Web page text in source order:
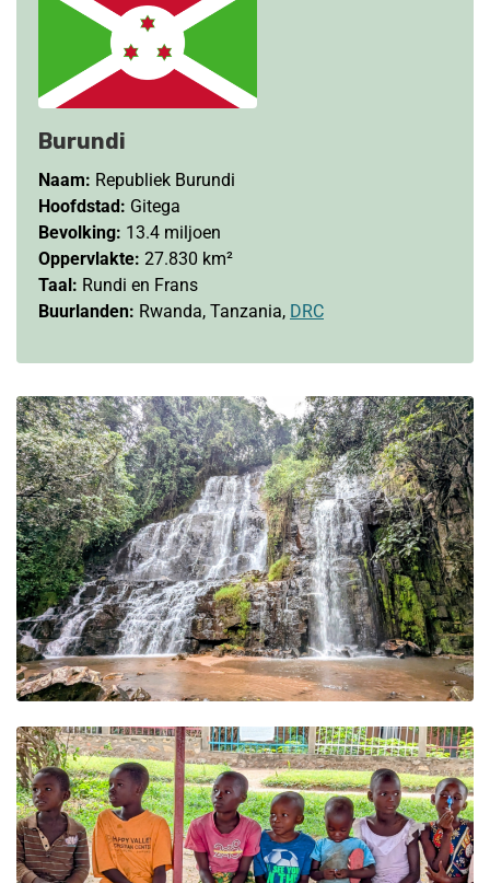
Burundi
Naam: Republiek Burundi
Hoofdstad: Gitega
Bevolking: 13.4 miljoen
Oppervlakte: 27.830 km²
Taal: Rundi en Frans
Buurlanden: Rwanda, Tanzania, DRC